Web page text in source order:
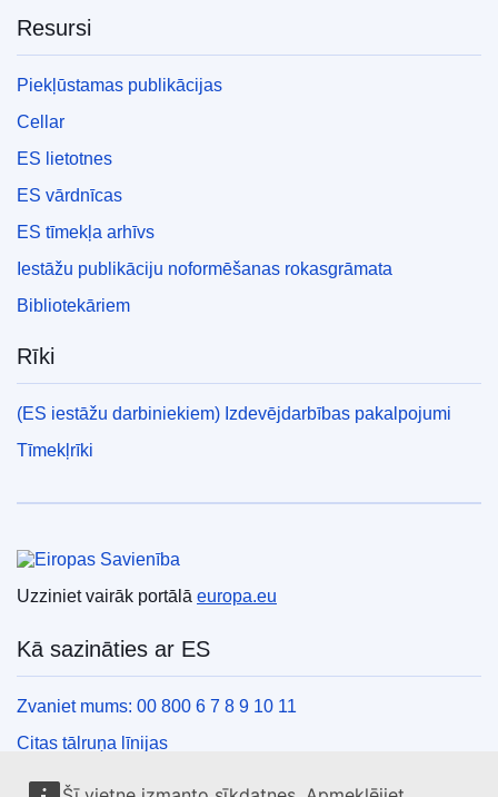
Resursi
Piekļūstamas publikācijas
Cellar
ES lietotnes
ES vārdnīcas
ES tīmekļa arhīvs
Iestāžu publikāciju noformēšanas rokasgrāmata
Bibliotekāriem
Rīki
(ES iestāžu darbiniekiem) Izdevējdarbības pakalpojumi
Tīmekļrīki
Uzziniet vairāk portālā europa.eu
Kā sazināties ar ES
Zvaniet mums: 00 800 6 7 8 9 10 11
Citas tālruņa līnijas
Saziņas veidlapa